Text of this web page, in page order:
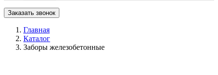
Заказать звонок
Главная
Каталог
Заборы железобетонные